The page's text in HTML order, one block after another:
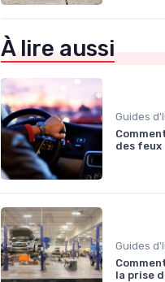
À lire aussi
des feux
la prise